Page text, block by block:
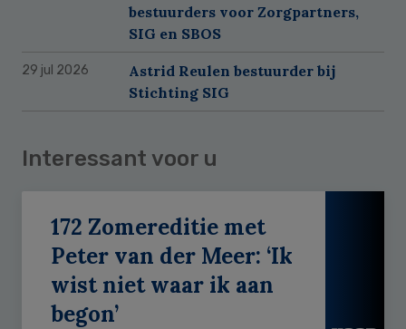
bestuurders voor Zorgpartners,
SIG en SBOS
29 jul 2026
Astrid Reulen bestuurder bij
Stichting SIG
Interessant voor u
172 Zomereditie met
Peter van der Meer: ‘Ik
wist niet waar ik aan
begon’